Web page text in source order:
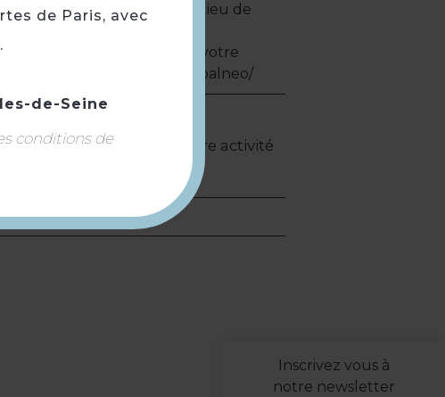
à votre activité et lieu de
tarifaire correspondant à votre
aqualude.fr/baignade-et-balneo/
correspondant à votre activité
balneo/.
Inscrivez vous à
notre newsletter
de Paris, avec
de-Seine
conditions de